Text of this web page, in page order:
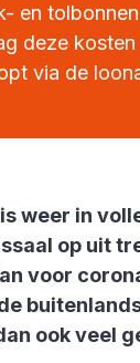
en
deze
via de
weer in
op uit
voor
ook veel